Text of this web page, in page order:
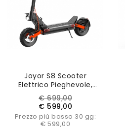
Joyor S8 Scooter
Elettrico Pieghevole,
Motore 600W, Batteria
48V 26AH, Pneumatici 10
Pollici, 25km/h,
Autonomia 90km
Prezzo
base
€ 699,00Prezzo
€ 599,00
Prezzo più basso 30 gg:
€ 599,00